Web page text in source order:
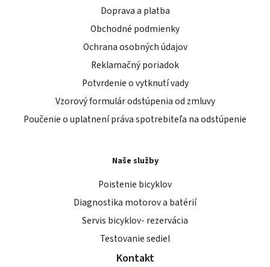
Doprava a platba
Obchodné podmienky
Ochrana osobných údajov
Reklamačný poriadok
Potvrdenie o vytknutí vady
Vzorový formulár odstúpenia od zmluvy
Poučenie o uplatnení práva spotrebiteľa na odstúpenie
Naše služby
Poistenie bicyklov
Diagnostika motorov a batérií
Servis bicyklov- rezervácia
Testovanie sediel
Kontakt